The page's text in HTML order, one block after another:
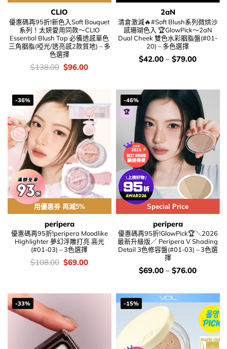
CLIO
優惠碼再95折!新色入Soft Bouquet
系列！太妍愛用同款～CLIO
Essential Blush Tap 必備透感單色
三角胭脂(啞光/透亮感2款質地) – 多
色選擇
價
錢：
$138.00 Original
price
$138.00.
$96.00Current
2aN
清倉激減🔥#Soft Blush系列微烘沙
感珊瑚色入 🏆GlowPick～2aN
Dual Cheek 雙色水彩胭脂盤(#01-
20) – 多色選擇
價
錢：
$42.00 – $79.00
-36%
用優惠劵 再減5%
peripera
優惠碼再95折!peripera Moodlike
Highlighter 夢幻浮雕打亮 高光
(#01-03) – 3色選擇
價
$108.00 Original
$69.00Current
-46%
🏆
Special Price
peripera
優惠碼再95折!GlowPick🏆＼2026
最新升級版／ Peripera V Shading
Detail 3色修容盤(#01-03) – 3色選
擇
價
$69.00 – $76.00
-33% -15%